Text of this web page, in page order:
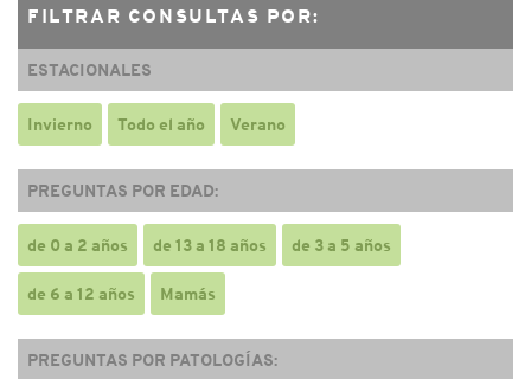
FILTRAR CONSULTAS POR:
ESTACIONALES
Invierno Todo el año Verano
PREGUNTAS POR EDAD:
de 0 a 2 años de 13 a 18 años de 3 a 5 años
de 6 a 12 años Mamás
PREGUNTAS POR PATOLOGÍAS: